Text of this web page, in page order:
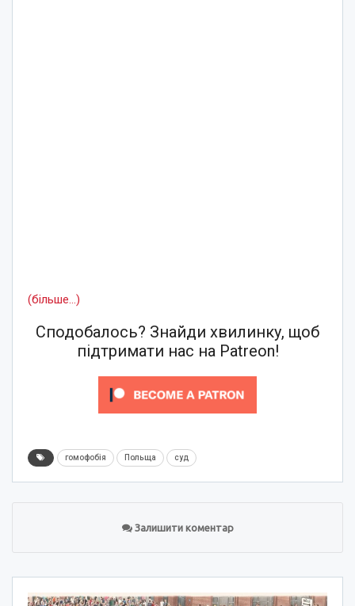
(більше…)
Сподобалось? Знайди хвилинку, щоб
підтримати нас на Patreon!
гомофобія Польща суд
Залишити коментар